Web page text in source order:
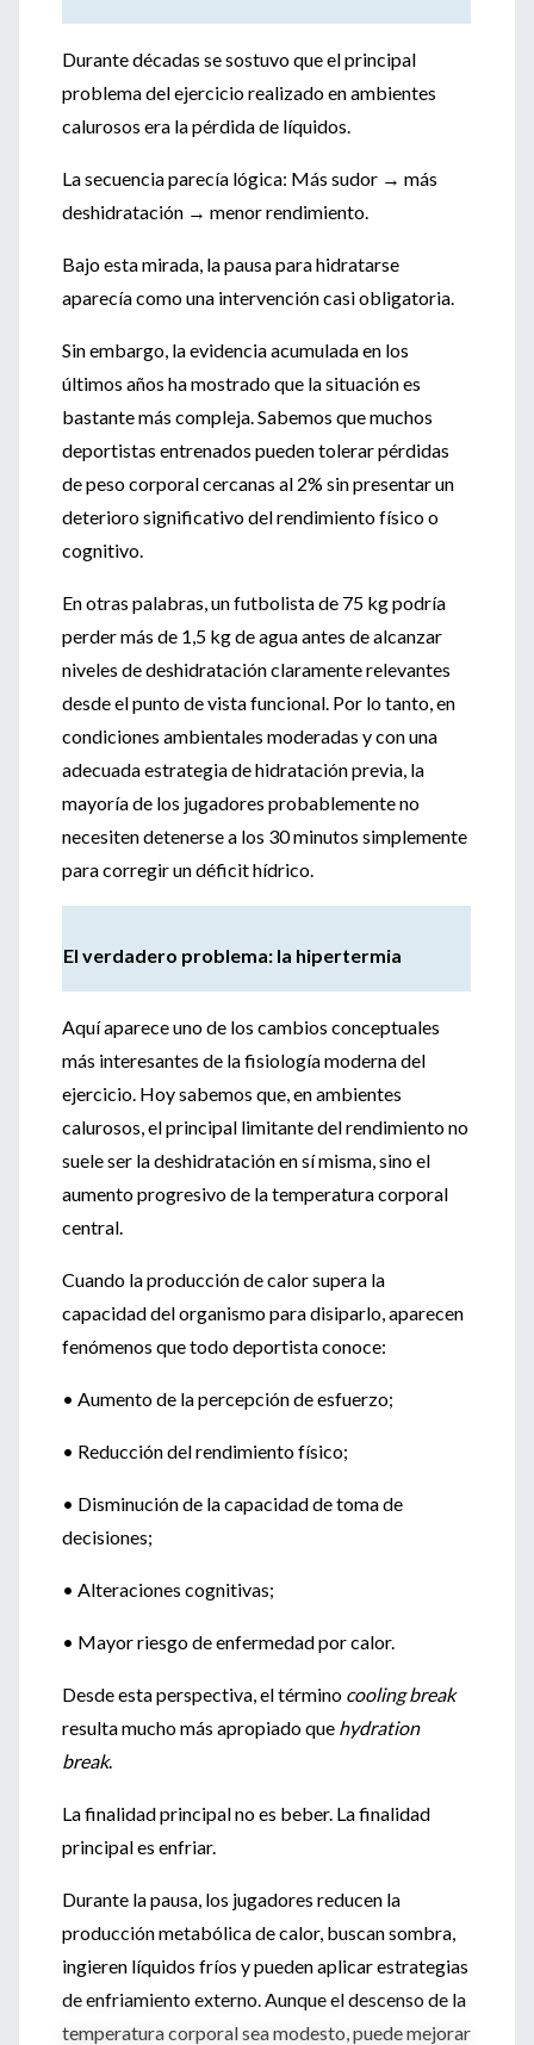
Durante décadas se sostuvo que el principal
problema del ejercicio realizado en ambientes
calurosos era la pérdida de líquidos.
La secuencia parecía lógica: Más sudor → más
deshidratación → menor rendimiento.
Bajo esta mirada, la pausa para hidratarse
aparecía como una intervención casi obligatoria.
Sin embargo, la evidencia acumulada en los
últimos años ha mostrado que la situación es
bastante más compleja. Sabemos que muchos
deportistas entrenados pueden tolerar pérdidas
de peso corporal cercanas al 2% sin presentar un
deterioro significativo del rendimiento físico o
cognitivo.
En otras palabras, un futbolista de 75 kg podría
perder más de 1,5 kg de agua antes de alcanzar
niveles de deshidratación claramente relevantes
desde el punto de vista funcional. Por lo tanto, en
condiciones ambientales moderadas y con una
adecuada estrategia de hidratación previa, la
mayoría de los jugadores probablemente no
necesiten detenerse a los 30 minutos simplemente
para corregir un déficit hídrico.
El verdadero problema: la hipertermia
Aquí aparece uno de los cambios conceptuales
más interesantes de la fisiología moderna del
ejercicio. Hoy sabemos que, en ambientes
calurosos, el principal limitante del rendimiento no
suele ser la deshidratación en sí misma, sino el
aumento progresivo de la temperatura corporal
central.
Cuando la producción de calor supera la
capacidad del organismo para disiparlo, aparecen
fenómenos que todo deportista conoce:
• Aumento de la percepción de esfuerzo;
• Reducción del rendimiento físico;
• Disminución de la capacidad de toma de
decisiones;
• Alteraciones cognitivas;
• Mayor riesgo de enfermedad por calor.
Desde esta perspectiva, el término cooling break
resulta mucho más apropiado que hydration
break.
La finalidad principal no es beber. La finalidad
principal es enfriar.
Durante la pausa, los jugadores reducen la
producción metabólica de calor, buscan sombra,
ingieren líquidos fríos y pueden aplicar estrategias
de enfriamiento externo. Aunque el descenso de la
temperatura corporal sea modesto, puede mejorar